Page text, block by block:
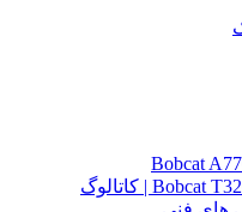
مینی لودر بابکت Bobcat T320 | کاتالوگ